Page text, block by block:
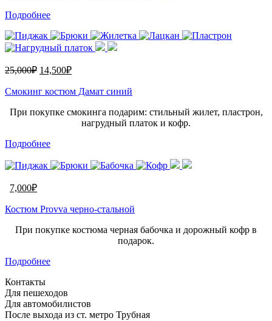
Подробнее
25,000₽ 14,500₽
Смокинг костюм Дамат синий
При покупке смокинга подарим: стильный жилет, пластрон,
нагрудный платок и кофр.
Подробнее
7,000₽
Костюм Provva черно-стальной
При покупке костюма черная бабочка и дорожный кофр в
подарок.
Подробнее
Контакты
Для пешеходов
Для автомобилистов
После выхода из ст. метро Трубная